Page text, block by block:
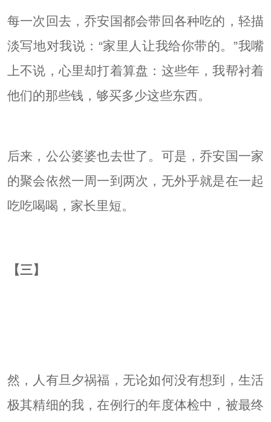
每一次回去，乔安国都会带回各种吃的，轻描
淡写地对我说：“家里人让我给你带的。”我嘴
上不说，心里却打着算盘：这些年，我帮衬着
他们的那些钱，够买多少这些东西。
后来，公公婆婆也去世了。可是，乔安国一家
的聚会依然一周一到两次，无外乎就是在一起
吃吃喝喝，家长里短。
【三】
然，人有旦夕祸福，无论如何没有想到，生活
极其精细的我，在例行的年度体检中，被最终